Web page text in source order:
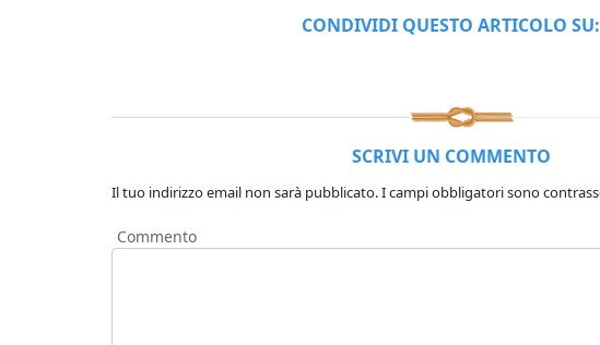
CONDIVIDI QUESTO ARTICOLO SU:
SCRIVI UN COMMENTO
Il tuo indirizzo email non sarà pubblicato.I campi obbligatori sono
Commento